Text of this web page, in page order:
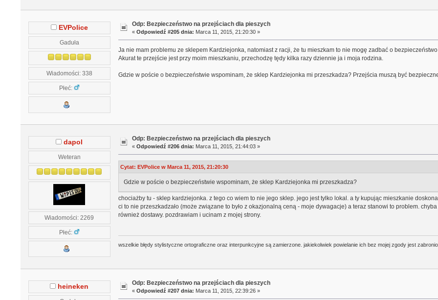
EVPolice
Gaduła
Wiadomości: 338
Płeć:
Odp: Bezpieczeństwo na przejściach dla pieszych
«Odpowiedź #205 dnia: Marca 11, 2015, 21:20:30 »
Ja nie mam problemu ze sklepem Kardziejonka, natomiast z racji, że tu mieszkam to nie mogę zadbać o
Akurat te przejście jest przy moim mieszkaniu, przechodzę tędy kilka razy dziennie ja i moja rodzina.
Gdzie w poście o bezpieczeństwie wspominam, że sklep Kardziejonka mi przeszkadza? Przejścia muszą być
dapol
Weteran
Wiadomości: 2269
Płeć:
Odp: Bezpieczeństwo na przejściach dla pieszych
«Odpowiedź #206 dnia: Marca 11, 2015, 21:44:03 »
Cytat: EVPolice w Marca 11, 2015, 21:20:30
Gdzie w poście o bezpieczeństwie wspominam, że sklep Kardziejonka mi przeszkadza?
chociażby tu - sklep kardziejonka. z tego co wiem to nie jego sklep. jego jest tylko lokal. a ty kupując mieszkanie
ci to nie przeszkadzało (może związane to było z okazjonalną ceną - moje dywagacje) a teraz stanowi to problem.
również dostawy. pozdrawiam i ucinam z mojej strony.
wszelkie błędy stylistyczne ortograficzne oraz interpunkcyjne są zamierzone. jakiekolwiek powielanie ich bez mojej zgody jest
heineken Odp: Bezpieczeństwo na przejściach dla pieszych
«Odpowiedź #207 dnia: Marca 11, 2015, 22:39:26 »